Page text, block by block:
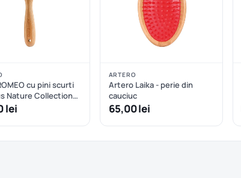
cu pini scurti
Nature Collection
- M
lei
ARTERO
Artero Laika - perie din
cauciuc
65,00 lei